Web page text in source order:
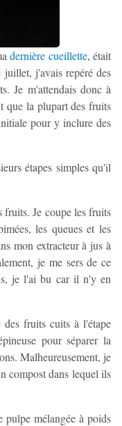
dernière cueillette, était
j'avais repéré des
Je m'attendais donc à
que la plupart des fruits
pour y inclure des
étapes simples qu'il
fruits. Je coupe les fruits
les queues et les
mon extracteur à jus à
je me sers de ce
je l'ai bu car il n'y en
des fruits cuits à l'étape
pour séparer la
Malheureusement, je
compost dans lequel ils
pulpe mélangée à poids